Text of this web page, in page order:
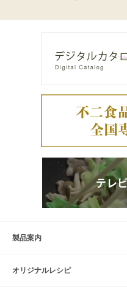
製品案内
オリジナルレシピ